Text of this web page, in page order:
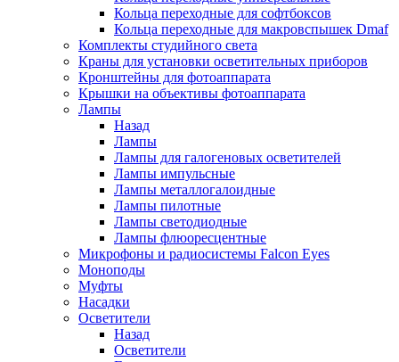
Кольца переходные для софтбоксов
Кольца переходные для макровспышек Dmaf
Комплекты студийного света
Краны для установки осветительных приборов
Кронштейны для фотоаппарата
Крышки на объективы фотоаппарата
Лампы
Назад
Лампы
Лампы для галогеновых осветителей
Лампы импульсные
Лампы металлогалоидные
Лампы пилотные
Лампы светодиодные
Лампы флюоресцентные
Микрофоны и радиосистемы Falcon Eyes
Моноподы
Муфты
Насадки
Осветители
Назад
Осветители